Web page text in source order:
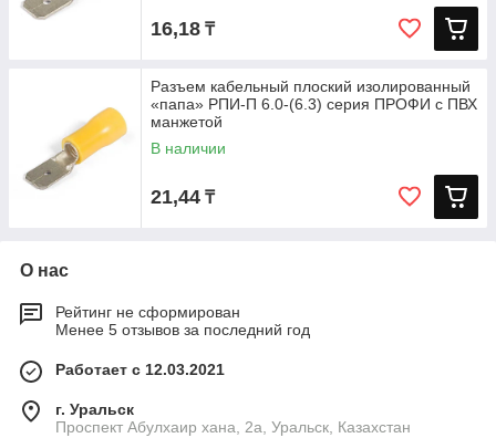
16,18 ₸
Разъем кабельный плоский изолированный
«папа» РПИ-П 6.0-(6.3) серия ПРОФИ с ПВХ
манжетой
В наличии
21,44 ₸
О нас
Рейтинг не сформирован
Менее 5 отзывов за последний год
Работает с 12.03.2021
г. Уральск
Проспект Абулхаир хана, 2а, Уральск, Казахстан